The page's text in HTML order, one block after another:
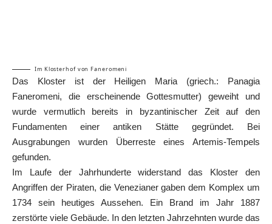
Im Klosterhof von Faneromeni
Das Kloster ist der Heiligen Maria (griech.: Panagia
Faneromeni, die erscheinende Gottesmutter) geweiht und
wurde vermutlich bereits in byzantinischer Zeit auf den
Fundamenten einer antiken Stätte gegründet. Bei
Ausgrabungen wurden Überreste eines Artemis-Tempels
gefunden.
Im Laufe der Jahrhunderte widerstand das Kloster den
Angriffen der Piraten, die Venezianer gaben dem Komplex um
1734 sein heutiges Aussehen. Ein Brand im Jahr 1887
zerstörte viele Gebäude. In den letzten Jahrzehnten wurde das